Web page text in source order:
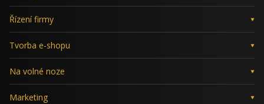
Řízení firmy
Tvorba e-shopu
Na volné noze
Marketing